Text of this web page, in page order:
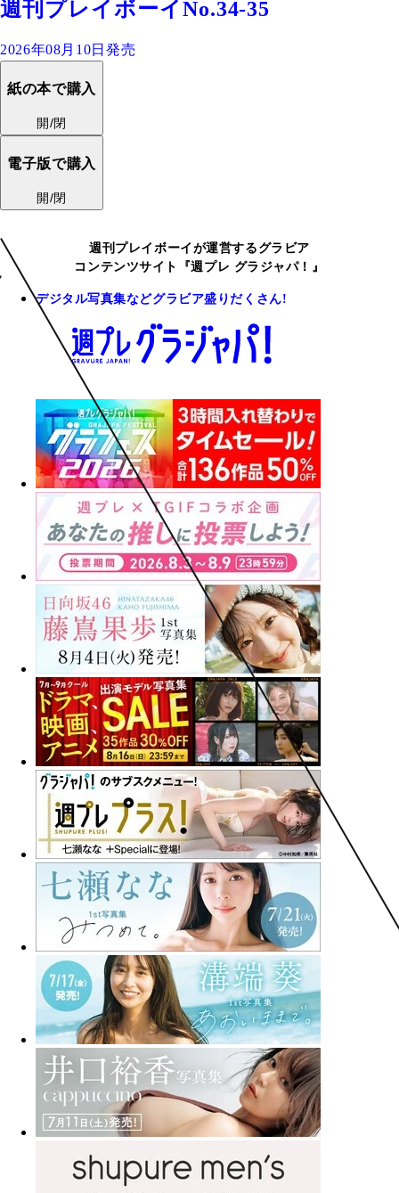
週刊プレイボーイNo.34-35
2026年08月10日発売
紙の本で購入
開/閉
電子版で購入
開/閉
週刊プレイボーイが運営するグラビア
コンテンツサイト『週プレ グラジャパ！』
デジタル写真集などグラビア盛りだくさん!